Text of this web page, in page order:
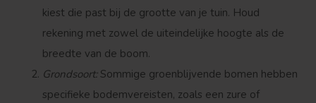
kiest die past bij de grootte van je tuin. Houd
rekening met zowel de uiteindelijke hoogte als de
breedte van de boom.
Grondsoort:Sommige groenblijvende bomen hebben
specifieke bodemvereisten, zoals een zure of
Treurvorm Vruchtdragend